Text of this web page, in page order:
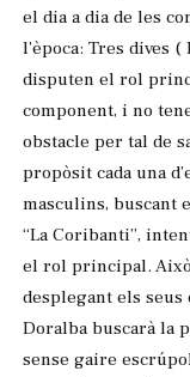
el dia a dia de les
l’època: Tres dives
disputen el rol
component, i no
obstacle per tal de
propòsit cada una
masculins, buscant
“La Coribanti”,
el rol principal.
desplegant els
Doralba buscarà la
sense gaire